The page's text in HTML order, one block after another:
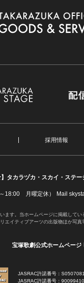
採用情報
タカラヅカ・スカイ・ステ
18:00 月曜定休） Mail
す。当ホームページに掲載して
エイティブアーツの出版物ほか写
宝塚歌劇公式ホームページ
JASRAC許諾番号：
JASRAC許諾番号：